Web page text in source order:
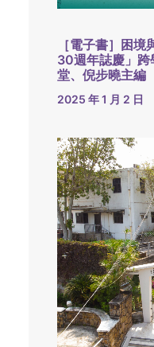
［電子書］困
30週年誌慶」跨
堂、倪步曉主編
2025 年 1 月 2 日